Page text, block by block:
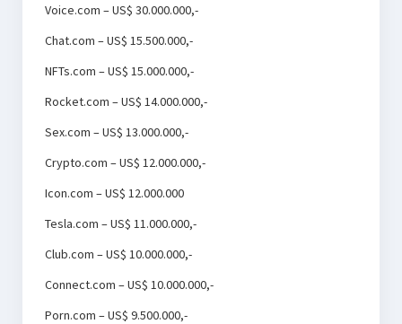
Voice.com – US$ 30.000.000,-
Chat.com – US$ 15.500.000,-
NFTs.com – US$ 15.000.000,-
Rocket.com – US$ 14.000.000,-
Sex.com – US$ 13.000.000,-
Crypto.com – US$ 12.000.000,-
Icon.com – US$ 12.000.000
Tesla.com – US$ 11.000.000,-
Club.com – US$ 10.000.000,-
Connect.com – US$ 10.000.000,-
Porn.com – US$ 9.500.000,-